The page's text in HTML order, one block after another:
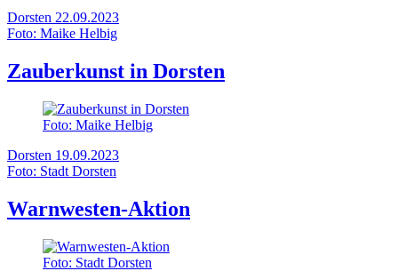
Dorsten 22.09.2023
Foto: Maike Helbig
Zauberkunst in Dorsten
Foto: Maike Helbig
Dorsten 19.09.2023
Foto: Stadt Dorsten
Warnwesten-Aktion
Foto: Stadt Dorsten